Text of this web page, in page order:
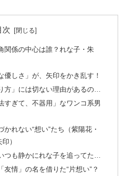
次
関係の中心は誰？れな子・朱
優しさ」が、矢印をかき乱す！
方」には切ない理由があるの…
すぎて、不器用」なワンコ系男
れない“想い”たち（紫陽花・
）
つも静かにれな子を追ってた…
友情」の名を借りた“片想い”？